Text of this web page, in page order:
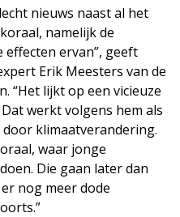
nieuws naast al het
namelijk de
effecten ervan”, geeft
Erik Meesters van de
“Het lijkt op een vicieuze
werkt volgens hem als
klimaatverandering.
waar jonge
Die gaan later dan
nog meer dode